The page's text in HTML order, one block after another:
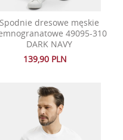
Spodnie dresowe męskie
49095-310
DARK NAVY
139,90 PLN